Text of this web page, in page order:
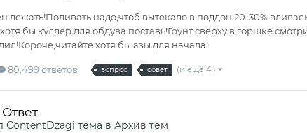
лежать!Поливать надо,чтоб вытекало в поддон 20-30%
бы куллер для обдува поставь!Грунт сверху в горшке
хотя бы азы для начала!
80,499 ответов вопрос совет (и ещё 4 )
ContentDzagi тема в Архив тем